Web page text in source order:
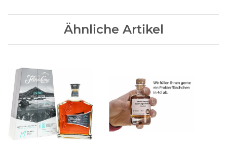
Ähnliche Artikel